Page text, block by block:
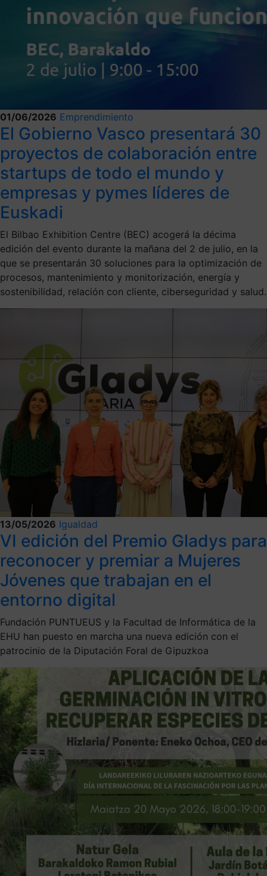
01/06/2026 Emprendimiento
El Gobierno Vasco presentará 30
proyectos de colaboración entre
startups de todo el mundo y
empresas y pymes líderes de
Euskadi
El Bilbao Exhibition Centre (BEC) acogerá la décima
edición del evento durante la mañana del 2 de julio, en la
que se presentarán 30 soluciones para la optimización de
procesos, mantenimiento y monitorización, energía y
sostenibilidad, relación con cliente, ciberseguridad y salud.
13/05/2026 Igualdad
VI edición del Premio Gladys para
reconocer y premiar a Mujeres
Jóvenes que trabajan en el
entorno digital
Fundación PUNTUEUS y la Facultad de Informática de la
EHU han puesto en marcha una nueva edición con el
patrocinio de la Diputación Foral de Gipuzkoa